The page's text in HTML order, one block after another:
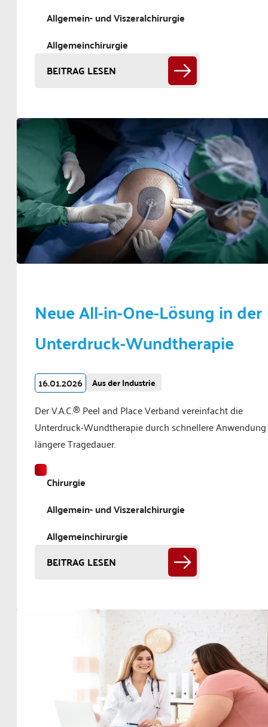
Allgemein- und Viszeralchirurgie
Allgemeinchirurgie
BEITRAG LESEN
Neue All-in-One-Lösung in der
Unterdruck-Wundtherapie
16.01.2026 Aus der Industrie
Der V.A.C.® Peel and Place Verband vereinfacht die
Unterdruck-Wundtherapie durch schnellere
längere Tragedauer.
Chirurgie
Allgemein- und Viszeralchirurgie
Allgemeinchirurgie
BEITRAG LESEN